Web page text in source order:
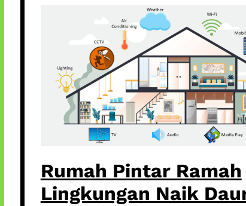
Rumah Pintar Ramah
Lingkungan Naik